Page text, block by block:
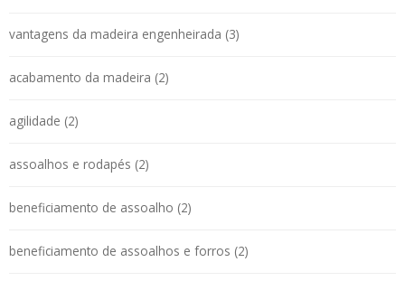
vantagens da madeira engenheirada (3)
acabamento da madeira (2)
agilidade (2)
assoalhos e rodapés (2)
beneficiamento de assoalho (2)
beneficiamento de assoalhos e forros (2)